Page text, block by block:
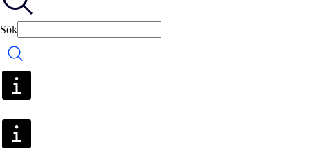
Sök
Sök